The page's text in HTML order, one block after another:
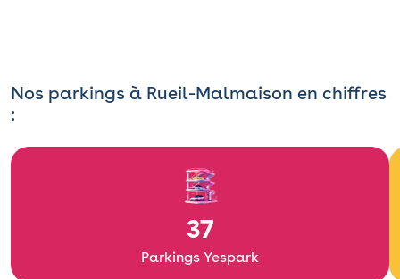
Nos parkings à Rueil-Malmaison en chiffres
:
37
Parkings Yespark